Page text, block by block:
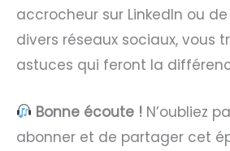
accrocheur sur LinkedIn ou
divers réseaux sociaux, vous
astuces qui feront la
Bonne écoute ! N’oubliez
abonner et de partager cet